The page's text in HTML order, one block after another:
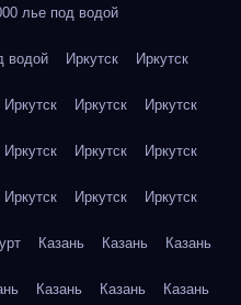
лье под водой
водой Иркутск Иркутск
Иркутск Иркутск Иркутск
Иркутск Иркутск Иркутск
Иркутск Иркутск Иркутск
Казань Казань Казань
Казань Казань Казань